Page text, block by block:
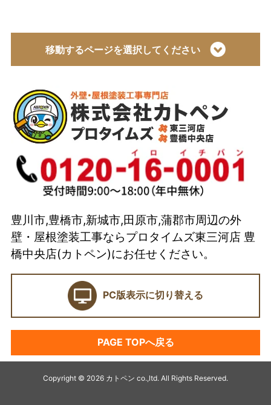
移動するページを選択してください
会社概要
代表取締役 加藤宜久よりご挨拶
イベント
選ばれている理由とは？
カトペンの技術力
当店の強み
ショールーム
契約前に確認したい業者選びの7つのポイント
外壁塗装セミナー
豊川市,豊橋市,新城市,田原市,蒲郡市周辺の外
壁・屋根塗装工事ならプロタイムズ東三河店 豊
橋中央店(カトペン)にお任せください。
PC版表示に切り替える
PAGE TOPへ戻る
Copyright © 2026 カトペン co.,ltd. All Rights Reserved.